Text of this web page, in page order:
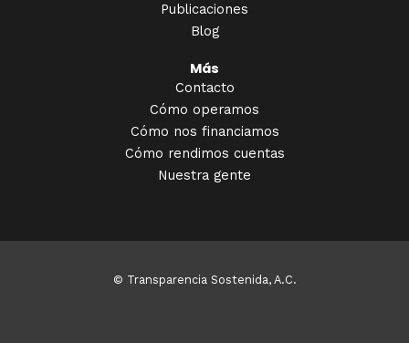
Publicaciones
Blog
Más
Contacto
Cómo operamos
Cómo nos financiamos
Cómo rendimos cuentas
Nuestra gente
© Transparencia Sostenida, A.C.